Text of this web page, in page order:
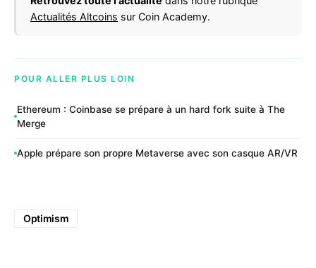
Actualités Altcoins sur Coin Academy.
POUR ALLER PLUS LOIN
Ethereum : Coinbase se prépare à un hard fork suite à The
Merge
Apple prépare son propre Metaverse avec son casque AR/VR
Optimism